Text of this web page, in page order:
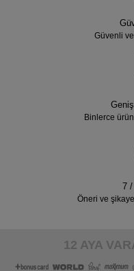
Güvenli
Binlerce
7 /
Öneri ve
12 AYA